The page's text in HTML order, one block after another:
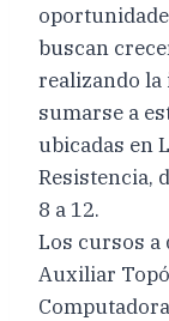
buscan
realizando
sumarse a
ubicadas en
Resistencia,
8 a 12.
Los cursos
Auxiliar